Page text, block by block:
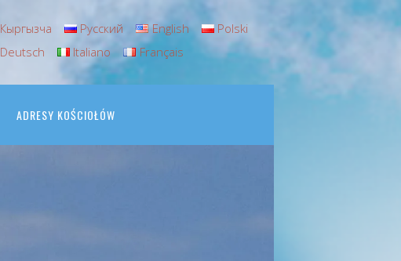
Кыргызча Русский English
Polski
Deutsch
Italiano Français
ADRESY KOŚCIOŁÓW